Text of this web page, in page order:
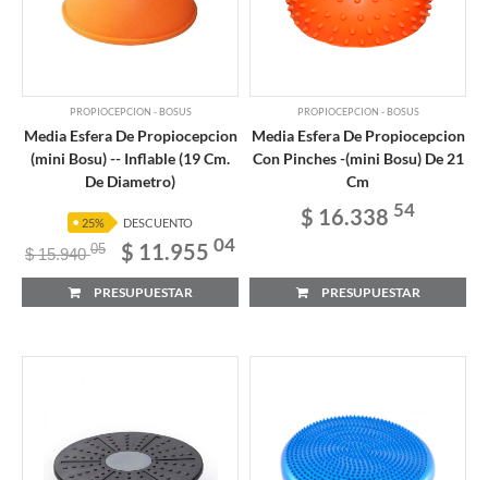
PROPIOCEPCION - BOSUS
Media Esfera De Propiocepcion
(mini Bosu) -- Inflable (19 Cm.
De Diametro)
25% DESCUENTO
$ 15.94005 $ 11.955 04
PRESUPUESTAR
PROPIOCEPCION - BOSUS
Media Esfera De Propiocepcion
Con Pinches -(mini Bosu) De 21
Cm
$ 16.338 54
PRESUPUESTAR